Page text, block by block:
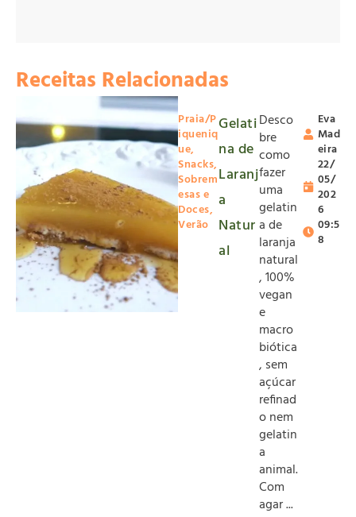
Receitas Relacionadas
Praia/P
iqueniq
ue,
Snacks,
Sobrem
esas e
Doces,
Verão
Gelati
na de
Laranj
a
Natur
al
Desco
bre
como
fazer
uma
gelatin
a de
laranja
natural
, 100%
vegan
e
macro
biótica
, sem
açúcar
refinad
o nem
gelatin
a
animal.
Com
agar ...
Eva
Mad
eira
22/
05/
202
6
09:5
8